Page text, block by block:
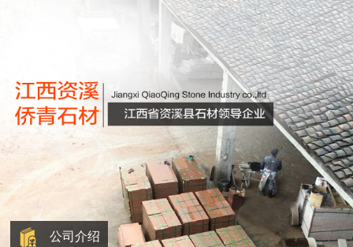
公司介绍